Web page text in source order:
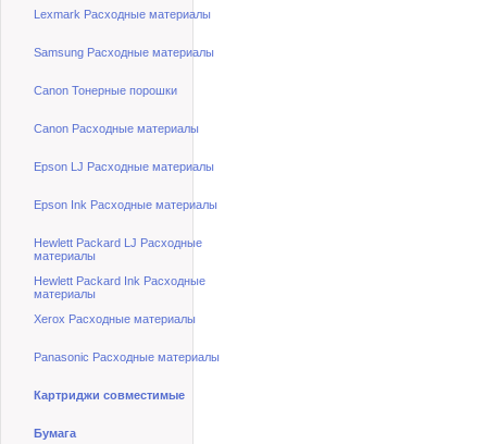
Lexmark Расходные материалы
Samsung Расходные материалы
Canon Тонерные порошки
Canon Расходные материалы
Epson LJ Расходные материалы
Epson Ink Расходные материалы
Hewlett Packard LJ Расходные
материалы
Hewlett Packard Ink Расходные
материалы
Xerox Расходные материалы
Panasonic Расходные материалы
Картриджи совместимые
Бумага